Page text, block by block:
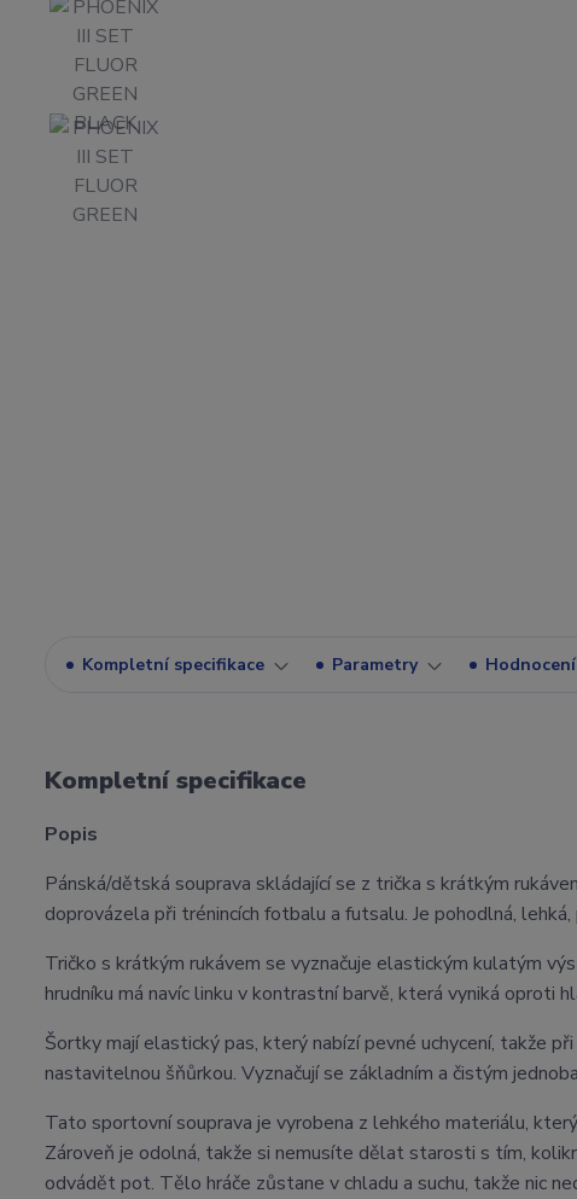
Kompletní specifikace Parametry Hodnocení
Kompletní specifikace
Popis
Pánská/dětská souprava skládající se z trička s krátkým
doprovázela při trénincích fotbalu a futsalu. Je pohodlná,
Tričko s krátkým rukávem se vyznačuje elastickým kulatým
hrudníku má navíc linku v kontrastní barvě, která vyniká oproti
Šortky mají elastický pas, který nabízí pevné uchycení, takže
nastavitelnou šňůrkou. Vyznačují se základním a čistým
Tato sportovní souprava je vyrobena z lehkého materiálu,
Zároveň je odolná, takže si nemusíte dělat starosti s tím,
odvádět pot. Tělo hráče zůstane v chladu a suchu, takže nic